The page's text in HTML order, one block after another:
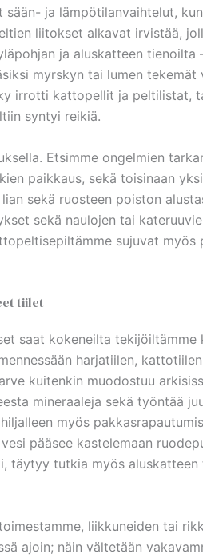
ja lämpötilanvaihtelut,
liitokset alkavat irvistää,
ja aluskatteen
myrskyn tai lumen
irrotti kattopellit ja peltilistat,
syntyi reikiä.
Etsimme ongelmien
paikkaus, sekä toisinaan
sekä ruosteen poiston
sekä naulojen tai
sujuvat
tiilet
saat kokeneilta
harjatiilen,
kuitenkin muodostuu
mineraaleja sekä työntää
myös
pääsee kastelemaan
tutkia myös
liikkuneiden tai
ajoin; näin vältetään